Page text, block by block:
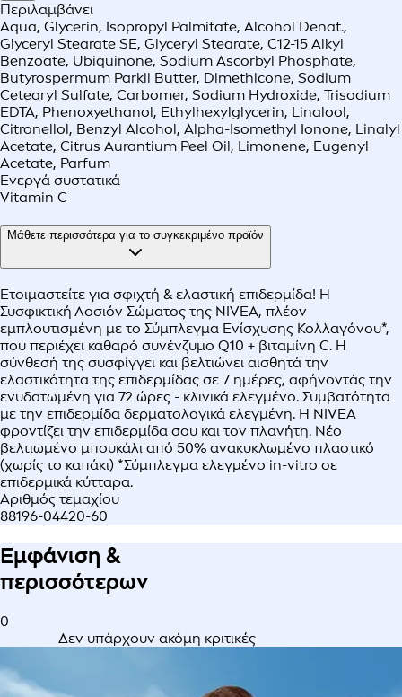
Περιλαμβάνει
Aqua, Glycerin, Isopropyl Palmitate, Alcohol Denat.,
Glyceryl Stearate SE, Glyceryl Stearate, C12-15 Alkyl
Benzoate, Ubiquinone, Sodium Ascorbyl Phosphate,
Butyrospermum Parkii Butter, Dimethicone, Sodium
Cetearyl Sulfate, Carbomer, Sodium Hydroxide, Trisodium
EDTA, Phenoxyethanol, Ethylhexylglycerin, Linalool,
Citronellol, Benzyl Alcohol, Alpha-Isomethyl Ionone, Linalyl
Acetate, Citrus Aurantium Peel Oil, Limonene, Eugenyl
Acetate, Parfum
Ενεργά συστατικά
Vitamin C
Μάθετε περισσότερα για το συγκεκριμένο προϊόν
Ετοιμαστείτε για σφιχτή & ελαστική επιδερμίδα! Η
Συσφικτική Λοσιόν Σώματος της NIVEA, πλέον
εμπλουτισμένη με το Σύμπλεγμα Ενίσχυσης Κολλαγόνου*,
που περιέχει καθαρό συνένζυμο Q10 + βιταμίνη C. Η
σύνθεσή της συσφίγγει και βελτιώνει αισθητά την
ελαστικότητα της επιδερμίδας σε 7 ημέρες, αφήνοντάς την
ενυδατωμένη για 72 ώρες - κλινικά ελεγμένο. Συμβατότητα
με την επιδερμίδα δερματολογικά ελεγμένη. Η NIVEA
φροντίζει την επιδερμίδα σου και τον πλανήτη. Νέο
βελτιωμένο μπουκάλι από 50% ανακυκλωμένο πλαστικό
(χωρίς το καπάκι) *Σύμπλεγμα ελεγμένο in-vitro σε
επιδερμικά κύτταρα.
Αριθμός τεμαχίου
88196-04420-60
Εμφάνιση &
περισσότερων
0
Δεν υπάρχουν ακόμη κριτικές